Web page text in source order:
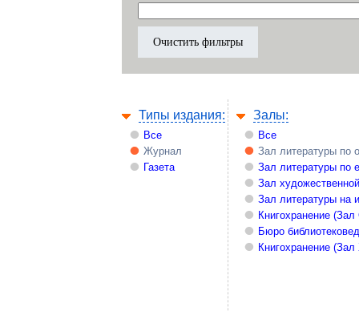
Типы издания:
Все
Журнал
Газета
Залы:
Все
Зал литературы по
Зал литературы по
Зал
Зал литературы на
Книгохранение
Бюро
Книгохранение